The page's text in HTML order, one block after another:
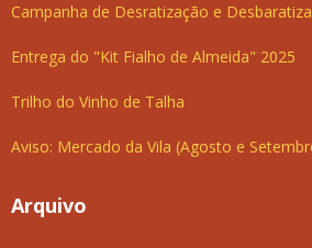
Campanha de Desratização e
Entrega do "Kit Fialho de Almeida" 2025
Trilho do Vinho de Talha
Aviso: Mercado da Vila (Agosto e
Arquivo